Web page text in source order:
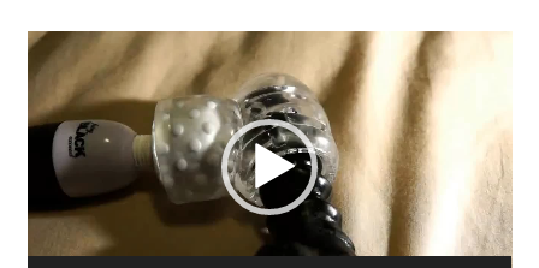
視
訊
放